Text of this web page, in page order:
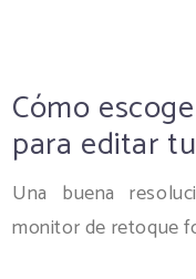
Cómo
para editar
Una buena
monitor de retoque